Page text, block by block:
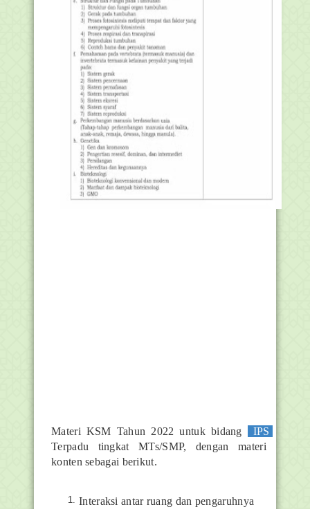
Materi KSM Tahun 2022 untuk bidang
IPS
Terpadu tingkat MTs/SMP, dengan materi
konten sebagai berikut.
Interaksi antar ruang dan pengaruhnya